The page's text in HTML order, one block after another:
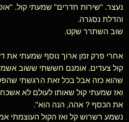
נעצר. "שירות חדרים" שמעתי קול.
והדלת נסגרה.
שוב השתרר שקט.
אחרי פרק זמן ארוך נוסף שמעתי את
קול צעדים. אומנם חששתי ששוב
שהוא כזה אבל בכל זאת הרגשתי
ואז שמעתי קול שאותו לעולם לא
את הכסף ? אהה, הנה הוא".
נשמע רשרוש קל ואז הקול העוצמתי